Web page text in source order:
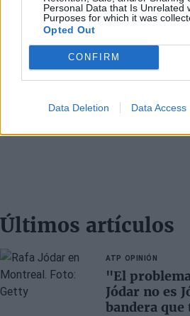
Personal Data that Is Unrelated
Purposes for which it was
Opted Out
CONFIRM
Data Deletion Data Access
Últimos artículos
ATP OPINIÓN
"El
Jódar no es
bandera